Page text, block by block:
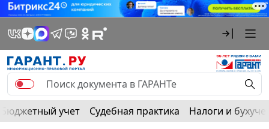
Бюджетный учет Судебная практика Налоги и